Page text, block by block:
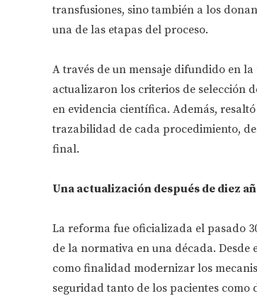
transfusiones, sino también a los
una de las etapas del proceso.
A través de un mensaje difundido en
actualizaron los criterios de selección
en evidencia científica. Además,
trazabilidad de cada procedimiento,
final.
Una actualización después de diez
La reforma fue oficializada el pasado
de la normativa en una década.
como finalidad modernizar los
seguridad tanto de los pacientes